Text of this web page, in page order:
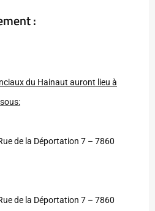
:
du Hainaut auront lieu à
de la Déportation 7 – 7860
de la Déportation 7 – 7860